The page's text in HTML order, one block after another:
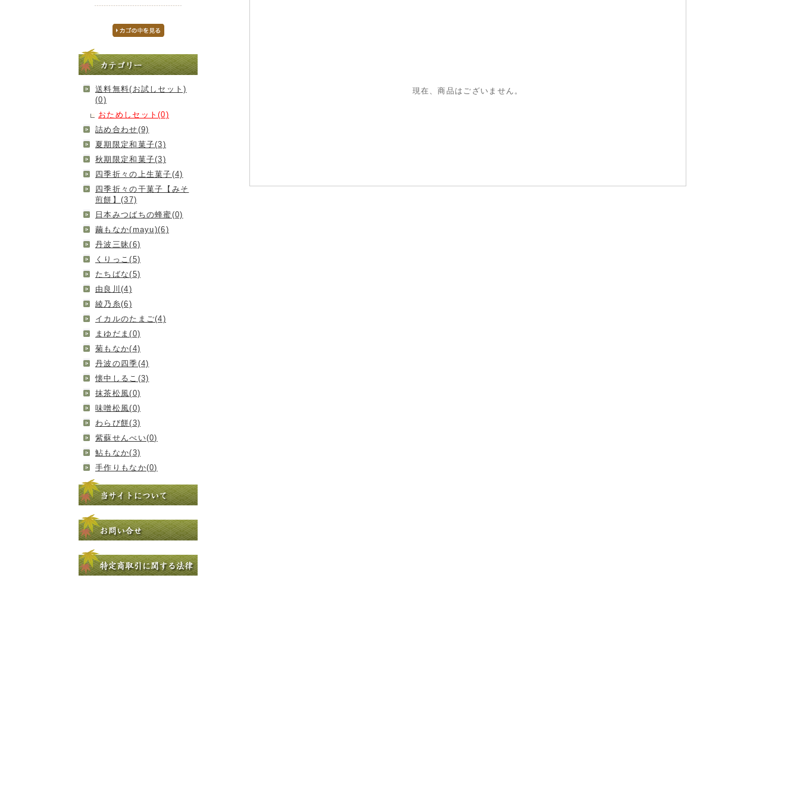
送料無料(お試しセット)
(0)
おためしセット(0)
詰め合わせ(9)
夏期限定和菓子(3)
秋期限定和菓子(3)
四季折々の上生菓子(4)
四季折々の干菓子【みそ
煎餅】(37)
日本みつばちの蜂蜜(0)
繭もなか(mayu)(6)
丹波三昧(6)
くりっこ(5)
たちばな(5)
由良川(4)
綾乃糸(6)
イカルのたまご(4)
まゆだま(0)
菊もなか(4)
丹波の四季(4)
懐中しるこ(3)
抹茶松風(0)
味噌松風(0)
わらび餅(3)
紫蘇せんべい(0)
鮎もなか(3)
手作りもなか(0)
現在、商品はございません。